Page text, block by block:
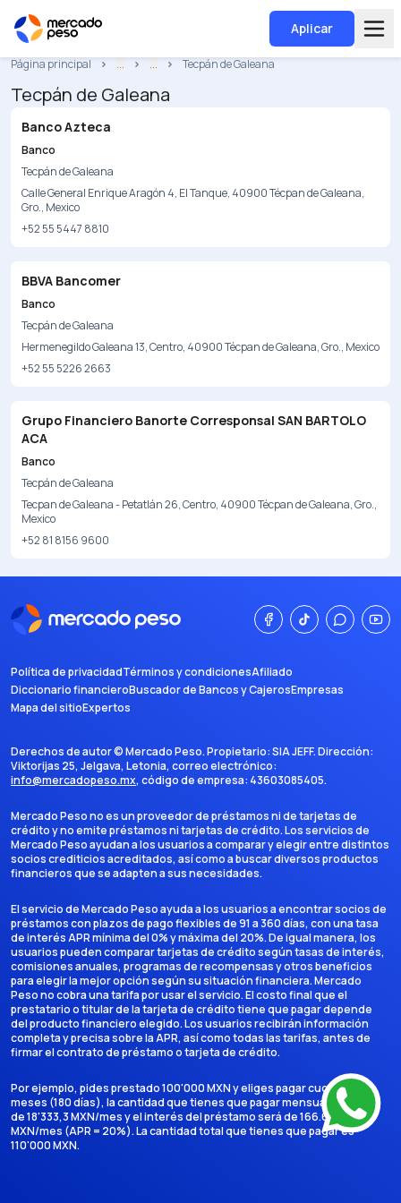
Aplicar
Página principal ... ... Tecpán de Galeana
Tecpán de Galeana
Banco Azteca
Banco
Tecpán de Galeana
Calle General Enrique Aragón 4, El Tanque, 40900 Técpan de Galeana,
Gro., Mexico
+52 55 5447 8810
BBVA Bancomer
Banco
Tecpán de Galeana
Hermenegildo Galeana 13, Centro, 40900 Técpan de Galeana, Gro., Mexico
+52 55 5226 2663
Grupo Financiero Banorte Corresponsal SAN BARTOLO
ACA
Banco
Tecpán de Galeana
Tecpan de Galeana - Petatlán 26, Centro, 40900 Técpan de Galeana, Gro.,
Mexico
+52 81 8156 9600
Política de privacidadTérminos y condicionesAfiliado
Diccionario financieroBuscador de Bancos y CajerosEmpresas
Mapa del sitioExpertos
Derechos de autor ©Mercado Peso. Propietario:SIA JEFF. Dirección:
Viktorijas 25, Jelgava, Letonia, correo electrónico:
info@mercadopeso.mx, código de empresa: 43603085405.
Mercado Peso no es un proveedor de préstamos ni de tarjetas de
crédito y no emite préstamos ni tarjetas de crédito. Los servicios de
Mercado Peso ayudan a los usuarios a comparar y elegir entre distintos
socios crediticios acreditados, así como a buscar diversos productos
financieros que se adapten a sus necesidades.
El servicio de Mercado Peso ayuda a los usuarios a encontrar socios de
préstamos con plazos de pago flexibles de 91 a 360 días, con una tasa
de interés APR mínima del 0% y máxima del 20%. De igual manera, los
usuarios pueden comparar tarjetas de crédito según tasas de interés,
comisiones anuales, programas de recompensas y otros beneficios
para elegir la mejor opción según su situación financiera. Mercado
Peso no cobra una tarifa por usar el servicio. El costo final que el
prestatario o titular de la tarjeta de crédito tiene que pagar depende
del producto financiero elegido. Los usuarios recibirán información
completa y precisa sobre la APR, así como todas las tarifas, antes de
firmar el contrato de préstamo o tarjeta de crédito.
Por ejemplo, pides prestado 100'000 MXN y eliges pagar cuotas en 6
meses (180 días), la cantidad que tienes que pagar mensualmente es
de 18'333,3 MXN/mes y el interés del préstamo será de 166.666,7
MXN/mes (APR = 20%). La cantidad total que tienes que pagar es
110'000 MXN.